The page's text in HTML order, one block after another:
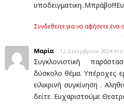
Συνδεθείτε για να αφήσετε ένα
Μαρία 12 Δεκεμβρίου 2024
Συγκλονιστική
δύσκολο θέμα. Υπέροχες
ειλικρινή συγκίνηση .
δείτε. Ευχαριστούμε